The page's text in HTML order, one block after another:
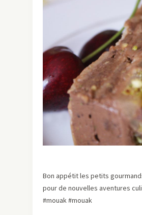
Bon appétit les petits
pour de nouvelles aventures
#mouak #mouak